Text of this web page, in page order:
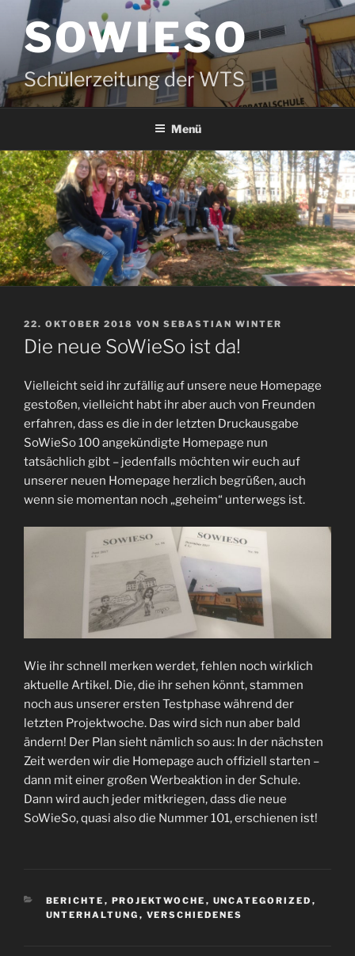
Inhalt
springenSOWIESO
Schülerzeitung der WTS
Menü
VERÖFFENTLICHT
AM
22. OKTOBER 2018 VON SEBASTIAN WINTER
Die neue SoWieSo ist da!
Vielleicht seid ihr zufällig auf unsere neue Homepage
gestoßen, vielleicht habt ihr aber auch von Freunden
erfahren, dass es die in der letzten Druckausgabe
SoWieSo 100 angekündigte Homepage nun
tatsächlich gibt – jedenfalls möchten wir euch auf
unserer neuen Homepage herzlich begrüßen, auch
wenn sie momentan noch „geheim“ unterwegs ist.
Wie ihr schnell merken werdet, fehlen noch wirklich
aktuelle Artikel. Die, die ihr sehen könnt, stammen
noch aus unserer ersten Testphase während der
letzten Projektwoche. Das wird sich nun aber bald
ändern! Der Plan sieht nämlich so aus: In der nächsten
Zeit werden wir die Homepage auch offiziell starten –
dann mit einer großen Werbeaktion in der Schule.
Dann wird auch jeder mitkriegen, dass die neue
SoWieSo, quasi also die Nummer 101, erschienen ist!
KATEGORIEN
BERICHTE , PROJEKTWOCHE , UNCATEGORIZED ,
UNTERHALTUNG , VERSCHIEDENES